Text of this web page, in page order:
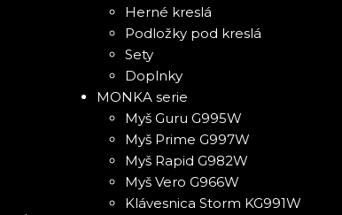
Herné kreslá
Podložky pod kreslá
Sety
Doplnky
MONKA serie
Myš Guru G995W
Myš Prime G997W
Myš Rapid G982W
Myš Vero G966W
Klávesnica Storm KG991W